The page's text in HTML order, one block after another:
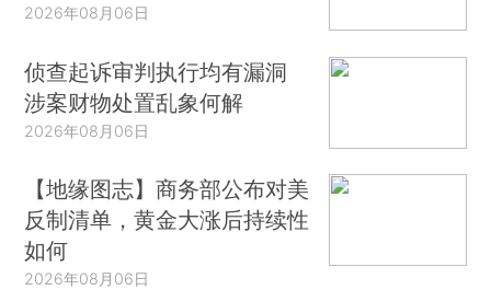
2026年08月06日
侦查起诉审判执行均有漏洞
涉案财物处置乱象何解
2026年08月06日
【地缘图志】商务部公布对美
反制清单，黄金大涨后持续性
如何
2026年08月06日